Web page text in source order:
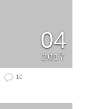
04
2017
10